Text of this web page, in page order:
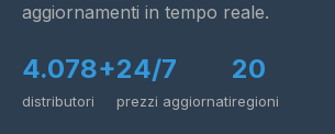
aggiornamenti in tempo reale.
4.078+
distributori
24/7
prezzi aggiornati
20
regioni